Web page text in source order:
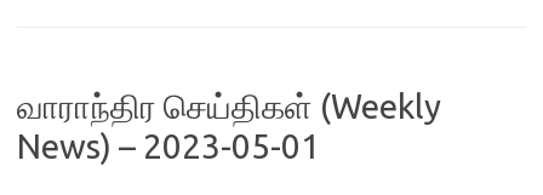
வாராந்திர செய்திகள் (Weekly
News) – 2023-05-01